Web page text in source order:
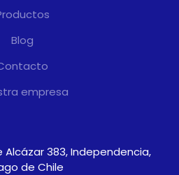
Blog
empresa
Alcázar 383, Independencia,
de Chile